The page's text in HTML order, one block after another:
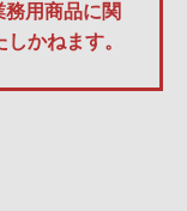
用商品に関
かねます。